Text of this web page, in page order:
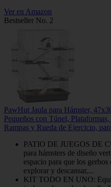
Ver en Amazon
Bestseller No. 2
PawHut Jaula para Hámster,
Pequeños con Túnel,
Rampas y Rueda de Ejercicio,
PATIO DE JUEGOS DE
para hámsters de diseño
espacio para que los gerbos
explorar y descansar,...
KIT TODO EN UNO: